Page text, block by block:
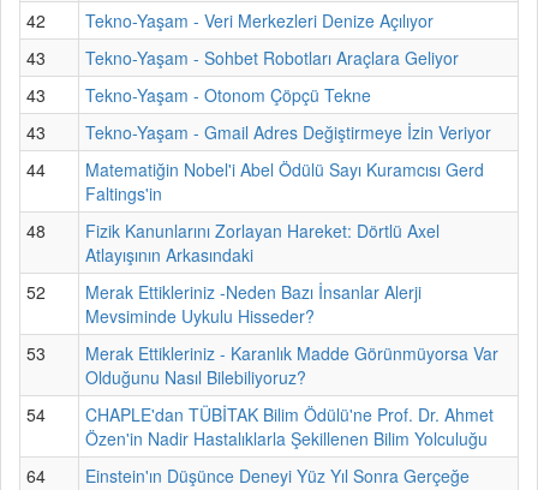
42
Tekno-Yaşam - Veri Merkezleri Denize Açılıyor
43
Tekno-Yaşam - Sohbet Robotları Araçlara Geliyor
43
Tekno-Yaşam - Otonom Çöpçü Tekne
43
Tekno-Yaşam - Gmail Adres Değiştirmeye İzin Veriyor
44
Matematiğin Nobel'i Abel Ödülü Sayı Kuramcısı Gerd
Faltings'in
48
Fizik Kanunlarını Zorlayan Hareket: Dörtlü Axel
Atlayışının Arkasındaki
52
Merak Ettikleriniz -Neden Bazı İnsanlar Alerji
Mevsiminde Uykulu Hisseder?
53
Merak Ettikleriniz - Karanlık Madde Görünmüyorsa Var
Olduğunu Nasıl Bilebiliyoruz?
54
CHAPLE'dan TÜBİTAK Bilim Ödülü'ne Prof. Dr. Ahmet
Özen'in Nadir Hastalıklarla Şekillenen Bilim Yolculuğu
64
Einstein'ın Düşünce Deneyi Yüz Yıl Sonra Gerçeğe